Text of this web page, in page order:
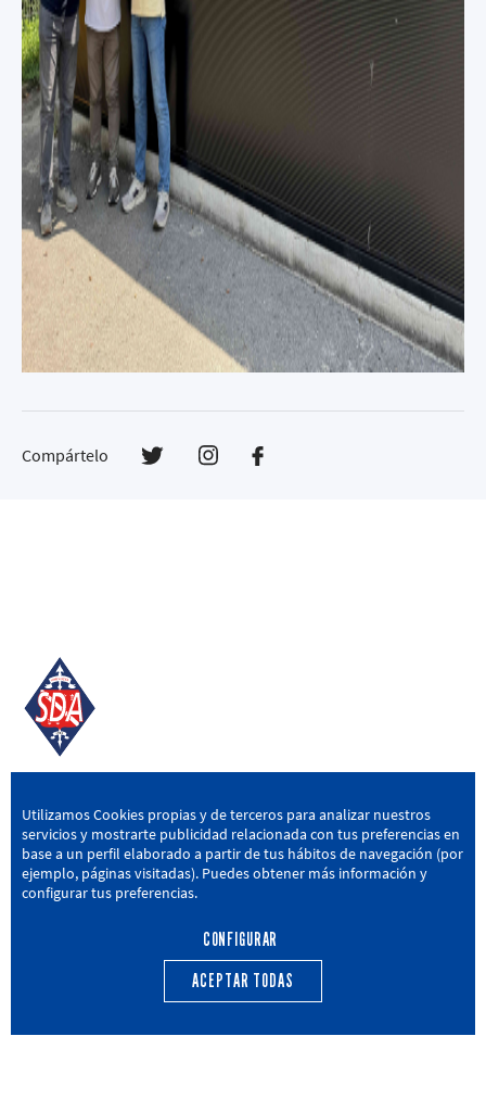
Compártelo
SD AMOREBIETA
San Miguel Kalea, 16, 48340 Amorebieta, Bizkaia
946 604 751 | sda@sdamorebieta.eus
CANTERA ACTUALIDAD
Utilizamos Cookies propias y de terceros para analizar nuestros
servicios y mostrarte publicidad relacionada con tus preferencias en
base a un perfil elaborado a partir de tus hábitos de navegación (por
ejemplo, páginas visitadas). Puedes obtener más información y
configurar tus preferencias.
CONFIGURAR
ACEPTAR TODAS